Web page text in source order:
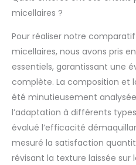
micellaires ?
Pour réaliser notre
micellaires, nous avons pris
essentiels, garantissant une
complète. La composition et
été minutieusement
l’adaptation à différents
évalué l’efficacité
mesuré la satisfaction
révisant la texture laissée sur